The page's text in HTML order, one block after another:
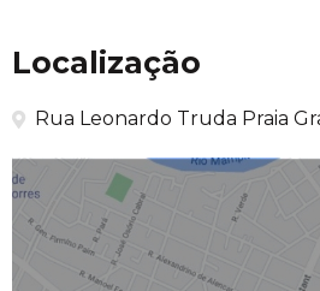
Localização
Rua Leonardo Truda Praia